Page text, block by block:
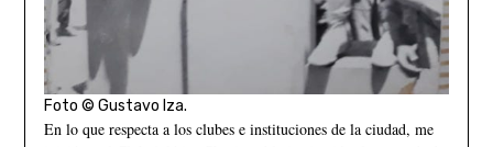
Foto © Gustavo Iza.
En lo que respecta a los clubes e instituciones de la ciudad, me